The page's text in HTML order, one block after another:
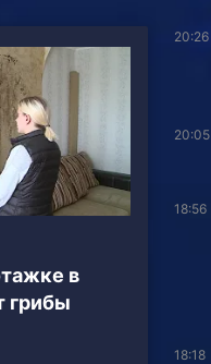
в
грибы
20:26
20:05
18:56
18:18